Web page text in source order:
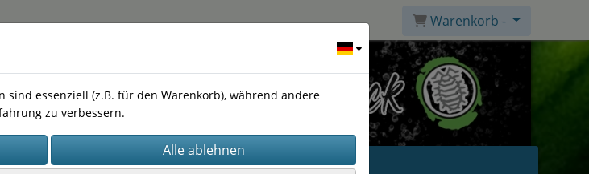
Warenkorb -
sind essenziell (z.B. für den Warenkorb), während andere
zu verbessern.